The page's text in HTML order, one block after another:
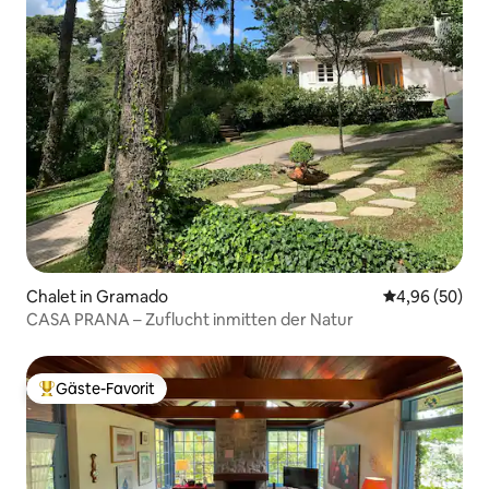
Chalet in Gramado
4,96 (50)
CASA PRANA – Zuflucht inmitten der Natur
Beliebter Gäste-Favorit.
Gäste-Favorit